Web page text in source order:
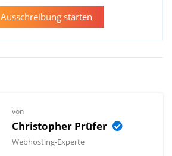
Ausschreibung starten
von
Christopher Prüfer
Webhosting-Experte